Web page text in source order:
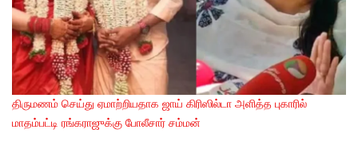
திருமணம் செய்து ஏமாற்றியதாக ஜாய் கிரிஸில்டா அளித்த புகாரில்
மாதம்பட்டி ரங்கராஜுக்கு போலீசார் சம்மன்